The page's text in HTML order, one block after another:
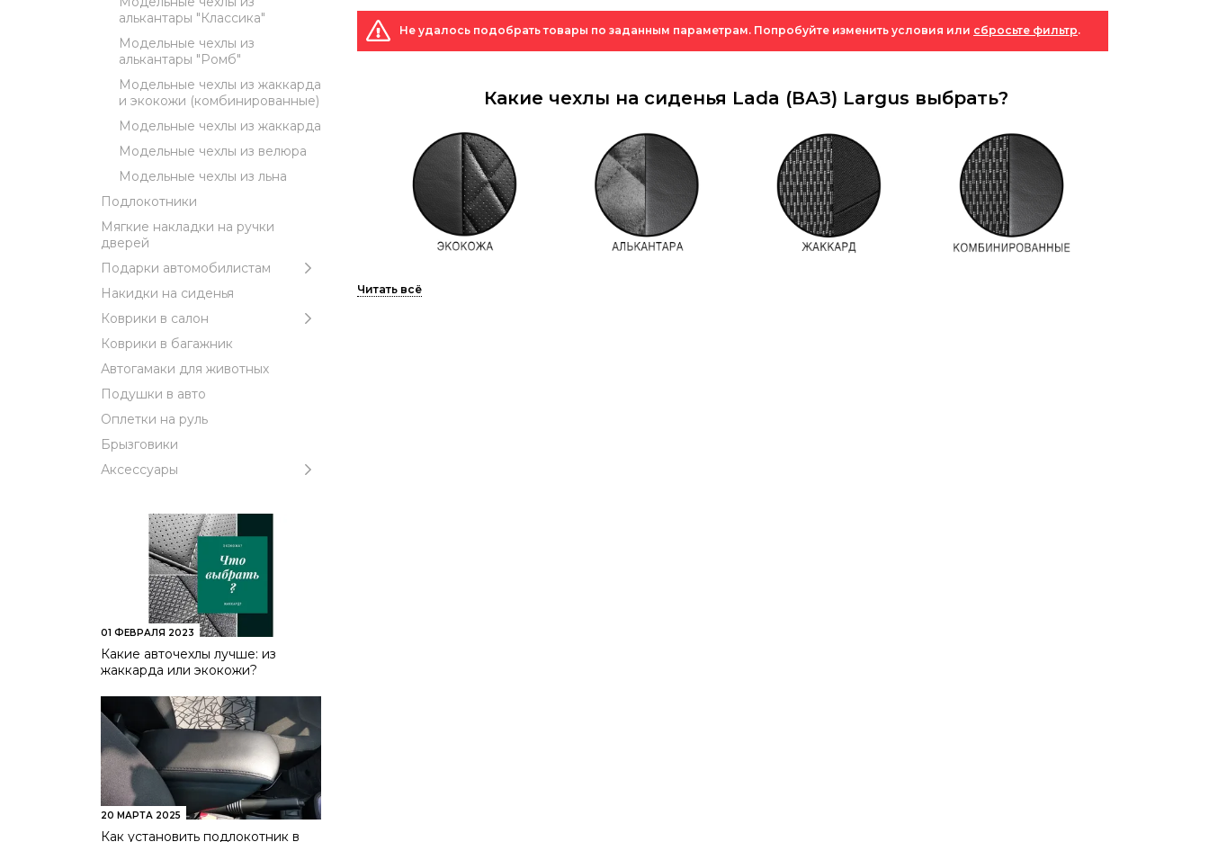
алькантары "Классика"
Модельные чехлы из
алькантары "Ромб"
Модельные чехлы из жаккарда
и экокожи (комбинированные)
Модельные чехлы из жаккарда
Модельные чехлы из велюра
Модельные чехлы из льна
Подлокотники
Мягкие накладки на ручки
дверей
Подарки автомобилистам
Накидки на сиденья
Коврики в салон
Коврики в багажник
Автогамаки для животных
Подушки в авто
Оплетки на руль
Брызговики
Аксессуары
01 ФЕВРАЛЯ 2023
Какие авточехлы лучше: из
жаккарда или экокожи?
20 МАРТА 2025
Как установить подлокотник в
Не удалось подобрать товары по заданным параметрам. Попробуйте изменить условия или сбросьте фильтр.
Какие чехлы на сиденья Lada (ВАЗ) Largus выбрать?
Чехлы на сиденья из экокожи